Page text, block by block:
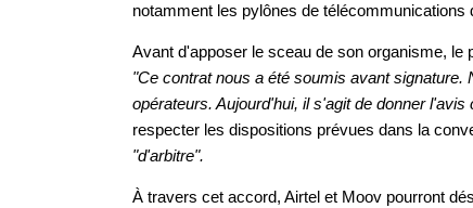
notamment les pylônes de
Avant d'apposer le sceau de son organisme, le
"Ce contrat nous a été soumis avant
opérateurs. Aujourd'hui, il s'agit de donner
respecter les dispositions prévues dans la
"d'arbitre".
À travers cet accord, Airtel et Moov pourront